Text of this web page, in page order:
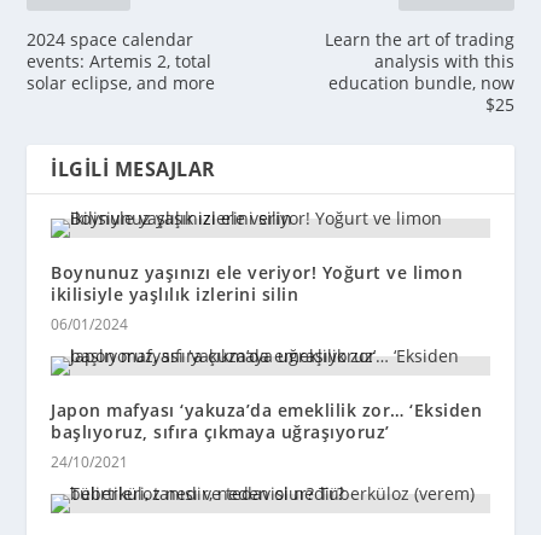
2024 space calendar
events: Artemis 2, total
solar eclipse, and more
Learn the art of trading
analysis with this
education bundle, now
$25
İLGILI MESAJLAR
Boynunuz yaşınızı ele veriyor! Yoğurt ve limon
ikilisiyle yaşlılık izlerini silin
06/01/2024
Japon mafyası ‘yakuza’da emeklilik zor… ‘Eksiden
başlıyoruz, sıfıra çıkmaya uğraşıyoruz’
24/10/2021